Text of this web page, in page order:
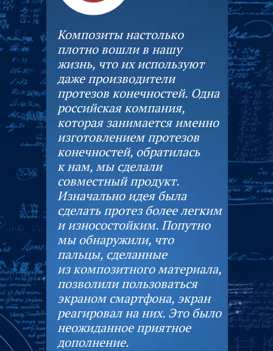
Композиты настолько
плотно вошли в нашу
жизнь, что их используют
даже производители
протезов конечностей. Одна
российская компания,
которая занимается именно
изготовлением протезов
конечностей, обратилась
к нам, мы сделали
совместный продукт.
Изначально идея была
сделать протез более легким
и износостойким. Попутно
мы обнаружили, что
пальцы, сделанные
из композитного материала,
позволили пользоваться
экраном смартфона, экран
реагировал на них. Это было
неожиданное приятное
дополнение.